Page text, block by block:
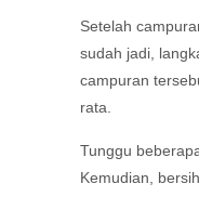
Setelah
sudah jadi,
campuran
rata.
Tunggu
Kemudian,